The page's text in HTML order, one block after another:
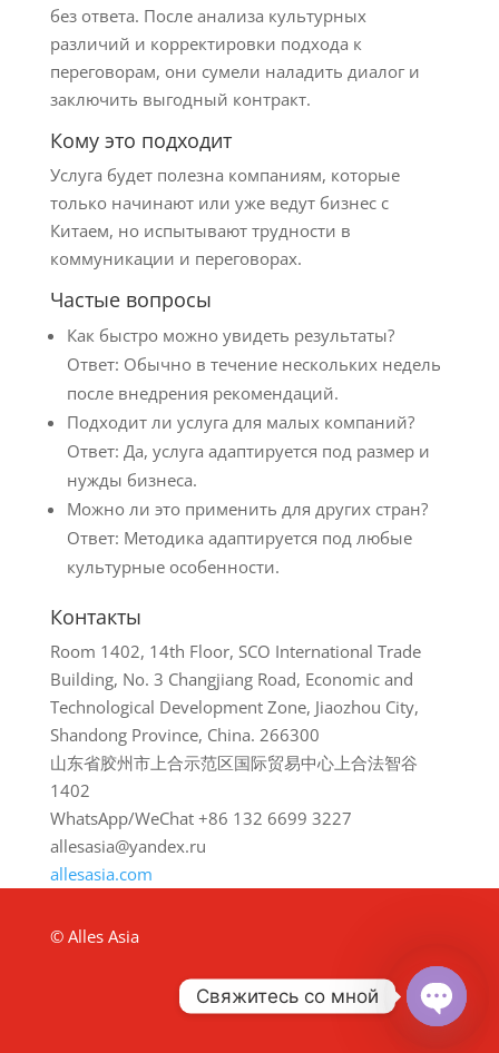
без ответа. После анализа культурных
различий и корректировки подхода к
переговорам, они сумели наладить диалог и
заключить выгодный контракт.
Кому это подходит
Услуга будет полезна компаниям, которые
только начинают или уже ведут бизнес с
Китаем, но испытывают трудности в
коммуникации и переговорах.
Частые вопросы
Как быстро можно увидеть результаты?
Ответ: Обычно в течение нескольких недель
после внедрения рекомендаций.
Подходит ли услуга для малых компаний?
Ответ: Да, услуга адаптируется под размер и
нужды бизнеса.
Можно ли это применить для других стран?
Ответ: Методика адаптируется под любые
культурные особенности.
Контакты
Room 1402, 14th Floor, SCO International Trade
Building, No. 3 Changjiang Road, Economic and
Technological Development Zone, Jiaozhou City,
Shandong Province, China. 266300
山东省胶州市上合示范区国际贸易中心上合法智谷
1402
WhatsApp/WeChat +86 132 6699 3227
allesasia@yandex.ru
allesasia.com
© Alles Asia
Свяжитесь со мной